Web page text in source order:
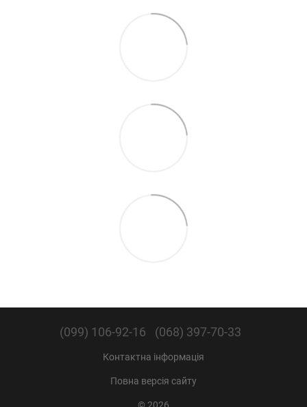
(099) 106-92-16 (068) 397-70-33
Контактна інформація
Повна версія сайту
© 2026